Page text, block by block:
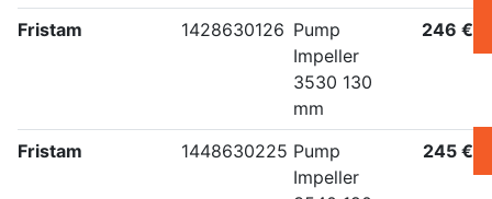
Fristam
1428630126 Pump
Impeller
3530 130
mm
246 €
Fristam 1448630225 Pump
Impeller
245 €